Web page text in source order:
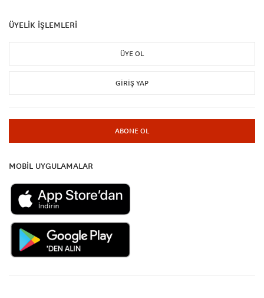
ÜYELİK İŞLEMLERİ
ÜYE OL
GIRIŞ YAP
ABONE OL
MOBİL UYGULAMALAR